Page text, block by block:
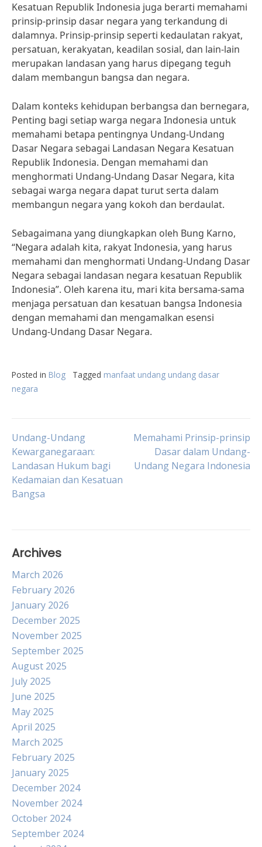
Kesatuan Republik Indonesia juga berarti memahami
prinsip-prinsip dasar negara yang terkandung di
dalamnya. Prinsip-prinsip seperti kedaulatan rakyat,
persatuan, kerakyatan, keadilan sosial, dan lain-lain
merupakan landasan yang harus dipegang teguh
dalam membangun bangsa dan negara.
Dalam konteks kehidupan berbangsa dan bernegara,
Penting bagi setiap warga negara Indonesia untuk
memahami betapa pentingnya Undang-Undang
Dasar Negara sebagai Landasan Negara Kesatuan
Republik Indonesia. Dengan memahami dan
menghormati Undang-Undang Dasar Negara, kita
sebagai warga negara dapat turut serta dalam
membangun negara yang kokoh dan berdaulat.
Sebagaimana yang diungkapkan oleh Bung Karno,
“Negara adalah kita, rakyat Indonesia, yang harus
memahami dan menghormati Undang-Undang Dasar
Negara sebagai landasan negara kesatuan Republik
Indonesia”. Oleh karena itu, mari kita bersama-sama
menjaga persatuan dan kesatuan bangsa Indonesia
dengan memahami dan mengamalkan esensi
Undang-Undang Dasar Negara.
Posted in Blog Tagged manfaat undang undang dasar
negara
Post
navigation
Undang-Undang
Kewarganegaraan:
Landasan Hukum bagi
Kedamaian dan Kesatuan
Bangsa
Memahami Prinsip-prinsip
Dasar dalam Undang-
Undang Negara Indonesia
Archives
March 2026
February 2026
January 2026
December 2025
November 2025
September 2025
August 2025
July 2025
June 2025
May 2025
April 2025
March 2025
February 2025
January 2025
December 2024
November 2024
October 2024
September 2024